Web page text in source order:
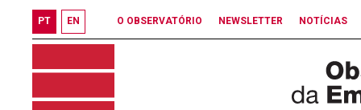
PT EN O OBSERVATÓRIO NEWSLETTER NOTÍCIAS